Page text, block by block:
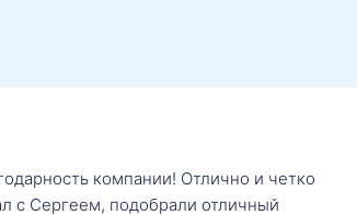
компании! Отлично и четко
с Сергеем, подобрали отличный